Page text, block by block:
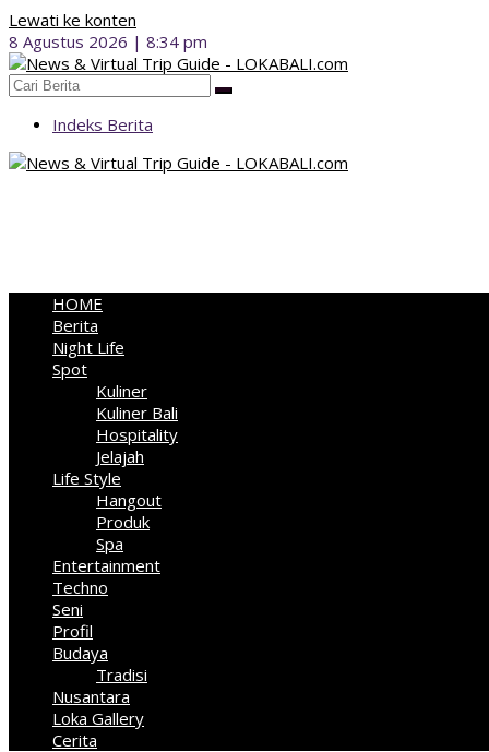
Lewati ke konten
8 Agustus 2026 | 8:34 pm
Indeks Berita
HOME
Berita
Night Life
Spot
Kuliner
Kuliner Bali
Hospitality
Jelajah
Life Style
Hangout
Produk
Spa
Entertainment
Techno
Seni
Profil
Budaya
Tradisi
Nusantara
Loka Gallery
Cerita